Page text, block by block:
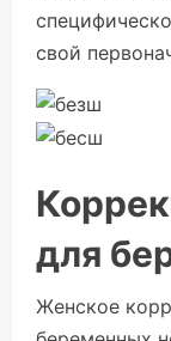
свой
для
Женское